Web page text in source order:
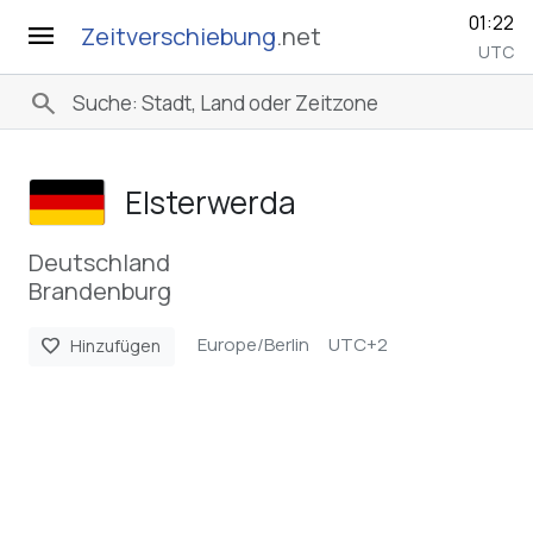
menu Zeitverschiebung.net 01:22
UTC
search
Elsterwerda
Deutschland
Brandenburg
favorite Hinzufügen Europe/Berlin UTC+2